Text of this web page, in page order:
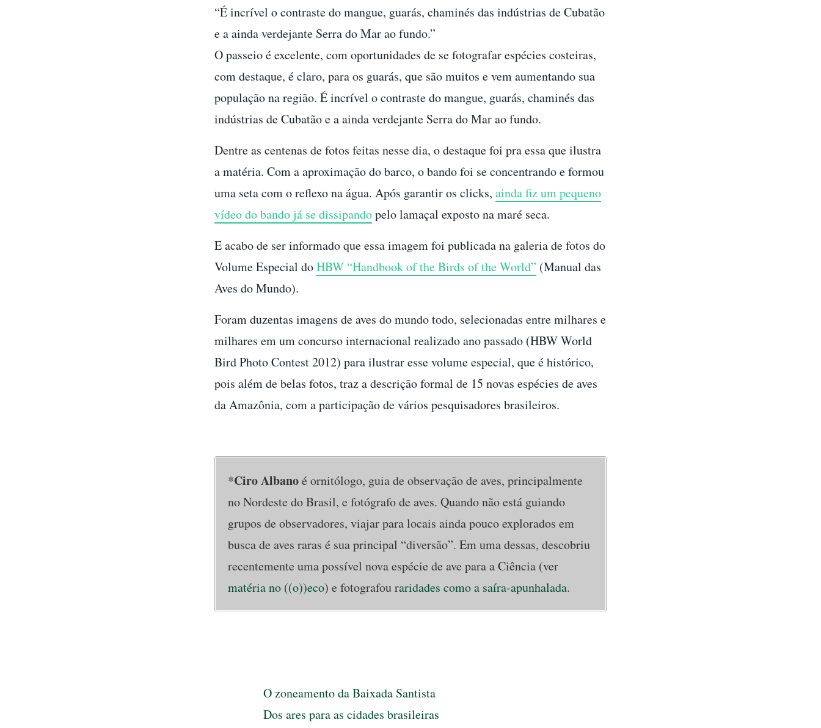
“É incrível o contraste do mangue, guarás, chaminés das indústrias de Cubatão
e a ainda verdejante Serra do Mar ao fundo.”
O passeio é excelente, com oportunidades de se fotografar espécies costeiras,
com destaque, é claro, para os guarás, que são muitos e vem aumentando sua
população na região. É incrível o contraste do mangue, guarás, chaminés das
indústrias de Cubatão e a ainda verdejante Serra do Mar ao fundo.
Dentre as centenas de fotos feitas nesse dia, o destaque foi pra essa que ilustra
a matéria. Com a aproximação do barco, o bando foi se concentrando e formou
uma seta com o reflexo na água. Após garantir os clicks, ainda fiz um pequeno
vídeo do bando já se dissipandopelo lamaçal exposto na maré seca.
E acabo de ser informado que essa imagem foi publicada na galeria de fotos do
Volume Especial doHBW “Handbook of the Birds of the World” (Manual das
Aves do Mundo).
Foram duzentas imagens de aves do mundo todo, selecionadas entre milhares e
milhares em um concurso internacional realizado ano passado (HBW World
Bird Photo Contest 2012) para ilustrar esse volume especial, que é histórico,
pois além de belas fotos, traz a descrição formal de 15 novas espécies de aves
da Amazônia, com a participação de vários pesquisadores brasileiros.
*Ciro Albanoé ornitólogo, guia de observação de aves, principalmente
no Nordeste do Brasil, e fotógrafo de aves. Quando não está guiando
grupos de observadores, viajar para locais ainda pouco explorados em
busca de aves raras é sua principal “diversão”. Em uma dessas, descobriu
recentemente uma possível nova espécie de ave para a Ciência (ver
matéria no ((o))eco) e fotografou raridades como a saíra-apunhalada.
O zoneamento da Baixada Santista
Dos ares para as cidades brasileiras